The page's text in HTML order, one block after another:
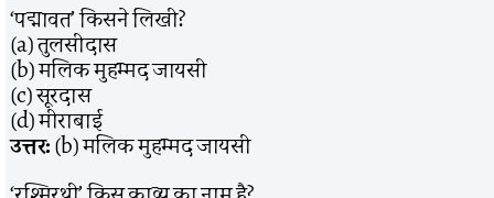
‘पद्मावत’ किसने लिखी?
(a) तुलसीदास
(b) मलिक मुहम्मद जायसी
(c) सूरदास
(d) मीराबाई
उत्तर:(b) मलिक मुहम्मद जायसी